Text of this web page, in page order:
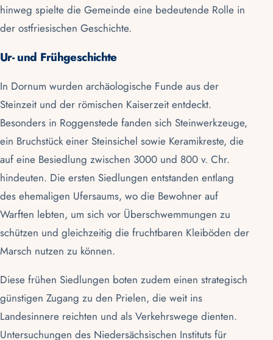
hinweg spielte die Gemeinde eine bedeutende Rolle in
der ostfriesischen Geschichte.
Ur- und Frühgeschichte
In Dornum wurden archäologische Funde aus der
Steinzeit und der römischen Kaiserzeit entdeckt.
Besonders in Roggenstede fanden sich Steinwerkzeuge,
ein Bruchstück einer Steinsichel sowie Keramikreste, die
auf eine Besiedlung zwischen 3000 und 800 v. Chr.
hindeuten. Die ersten Siedlungen entstanden entlang
des ehemaligen Ufersaums, wo die Bewohner auf
Warften lebten, um sich vor Überschwemmungen zu
schützen und gleichzeitig die fruchtbaren Kleiböden der
Marsch nutzen zu können.
Diese frühen Siedlungen boten zudem einen strategisch
günstigen Zugang zu den Prielen, die weit ins
Landesinnere reichten und als Verkehrswege dienten.
Untersuchungen des Niedersächsischen Instituts für